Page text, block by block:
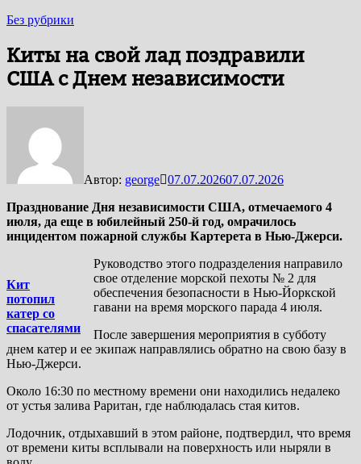
Без рубрики
Киты на свой лад поздравили
США с Днем независимости
Автор: george 07.07.202607.07.2026
Празднование Дня независимости США, отмечаемого 4
июля, да еще в юбилейный 250-й год, омрачилось
инцидентом пожарной службы Картерета в Нью-Джерси.
Кит
потопил
катер со
спасателями
Руководство этого подразделения направило
свое отделение морской пехоты № 2 для
обеспечения безопасности в Нью-Йоркской
гавани на время морского парада 4 июля.
После завершения мероприятия в субботу
днем катер и ее экипаж направлялись обратно на свою базу в
Нью-Джерси.
Около 16:30 по местному времени они находились недалеко
от устья залива Раритан, где наблюдалась стая китов.
Лодочник, отдыхавший в этом районе, подтвердил, что время
от времени киты всплывали на поверхность или ныряли в